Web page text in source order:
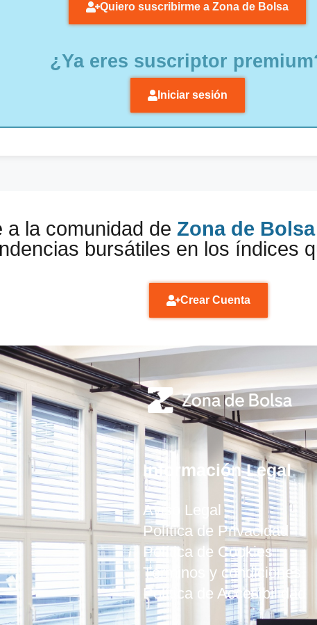
Quiero suscribirme a Zona de Bolsa
¿Ya eres suscriptor
Iniciar sesión
la comunidad de Zona de Bolsa
bursátiles en los índices
Crear Cuenta
Información Legal
Aviso Legal
Política de Privacidad
Política de Cookies
Términos y condiciones
Política de Accesibilidad